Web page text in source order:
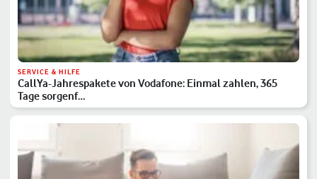
SERVICE & HILFE
CallYa-Jahrespakete von Vodafone: Einmal zahlen, 365
Tage sorgenf…